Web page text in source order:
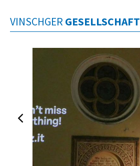
VINSCHGER GESELLSCHAFT